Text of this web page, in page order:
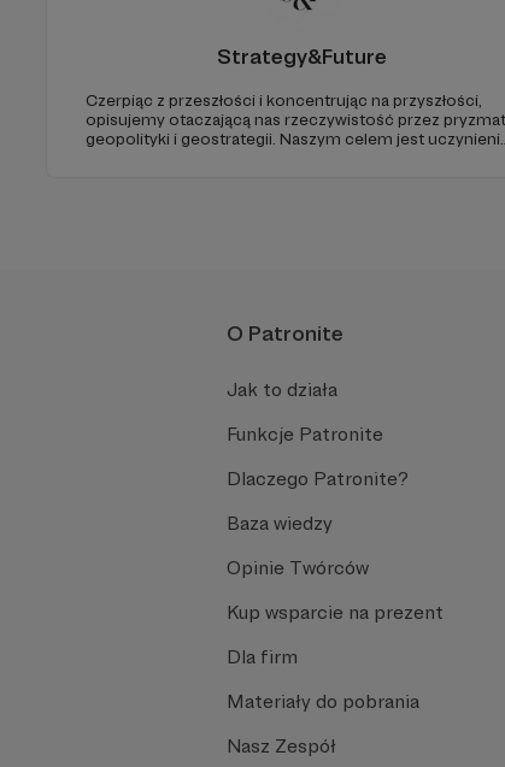
Strategy&Future
Czerpiąc z przeszłości i koncentrując na przyszłości,
opisujemy otaczającą nas rzeczywistość przez pryzmat
geopolityki i geostrategii. Naszym celem jest uczynienie
O Patronite
Jak to działa
Funkcje Patronite
Dlaczego Patronite?
Baza wiedzy
Opinie Twórców
Kup wsparcie na prezent
Dla firm
Materiały do pobrania
Nasz Zespół